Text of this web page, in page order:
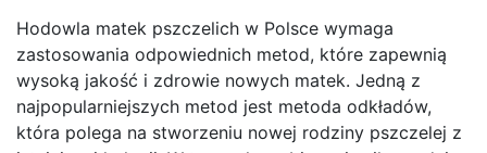
Hodowla matek pszczelich w Polsce wymaga
zastosowania odpowiednich metod, które zapewnią
wysoką jakość i zdrowie nowych matek. Jedną z
najpopularniejszych metod jest metoda odkładów,
która polega na stworzeniu nowej rodziny pszczelej z